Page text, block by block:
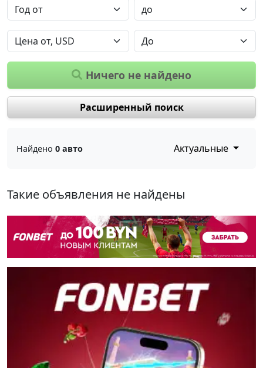
Ничего не найдено
Расширенный поиск
Найдено 0 авто Актуальные
Такие объявления не найдены